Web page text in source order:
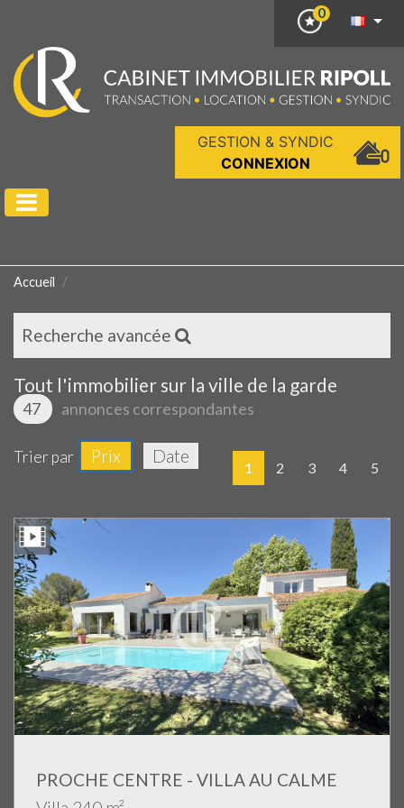
0
GESTION & SYNDIC
CONNEXION
Accueil
Recherche avancée
Tout l'immobilier sur la ville de la garde
47 annonces correspondantes
Trier par Prix Date
1 2 3 4 5
PROCHE CENTRE - VILLA AU CALME